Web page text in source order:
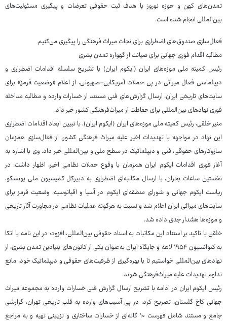
تمدن‌های کهن و حوزه نوروز با هدف ثبت حقوقی تعرضات و پیگیری مسئولیت‌های
بین‌المللی انجام شده است.
فعال‌سازی صندوق‌های اضطراری برای نجات میراث ‌فرهنگی را پیگیری می‌کنیم
مطالبه اقدام فوری جهانی برای صیانت از گهواره تمدن بشری
رئیس کمیته ملی موزه‌های ایران (ایکوم ایران) با تشریح سلسله اقدامات اضطراری و
دیپلماسی فعال میراثی در پی حملات آمریکایی-صهیونی، از اعلام «وضعیت قرمز» برای
سایت‌های تاریخی ایران، ارسال گزارش‌های فنی مستند از خسارات وارده و مطالبه مداخله
فوری نهادهای بین‌المللی برای حفاظت از میراث‌فرهنگی کشور خبر داد.
منیر خلقی، رئیس کمیته ملی موزه‌های ایران (ایکوم ایران)، با تبیین ابعاد اقدامات اضطراری
این نهاد در مواجهه با تهدیدات اخیر علیه میراث ‌فرهنگی کشور، از فعال‌سازی همزمان
سازوکارهای حقوقی، فنی و دیپلماتیک در سطح ملی و بین‌المللی خبر داد. وی با اشاره به
آغاز فوری اقدامات ایکوم ایران همزمان با وقوع حملات نظامی اخیر، اظهار داشت: در
نخستین ساعات بحران، با ارسال مکاتبه‌ای اضطراری به دبیرکل کمیسیون ملی یونسکو،
ریاست ایکوم جهانی و شورای منطقه‌ای ایکوم در آسیا و اقیانوسیه، وضعیت قرمز برای
سایت‌های میراثی ایران اعلام شد و نسبت به هرگونه عملیات نظامی در مجاورت آثار تاریخی
و موزه‌ها هشدار جدی داده شد.
خلقی با تاکید بر استناد این مکاتبات به اسناد حقوقی بین‌المللی، افزود: در این نامه با اتکا
به کنوانسیون ۱۹۵۴ لاهه و جایگاه ایران به‌عنوان یکی از کانون‌های بنیادین تمدن بشری، از
نهادهای بین‌المللی خواستیم تا با بهره‌گیری از ظرفیت‌های حقوقی و دیپلماتیک خود، مانع
تداوم تهدیدات علیه میراث‌فرهنگی شوند.
رئیس ایکوم ایران در ادامه با تشریح ارسال گزارش فنی خسارات وارده به مجموعه میراث
جهانی کاخ گلستان، تصریح کرد: در پی آسیب‌های وارده به قلب تاریخی تهران، گزارشی
جامع و مستند شامل فهرست ۱۰ گانه‌ای از خسارات ساختاری و تزیینی تهیه و به مراجع